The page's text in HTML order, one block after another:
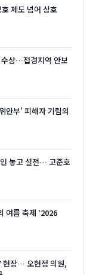
제도 넘어 상호
상…접경지역 안보
안부' 피해자 기림의
놓고 설전… 고준호
여름 축제 '2026
현장… 오현정 의원,